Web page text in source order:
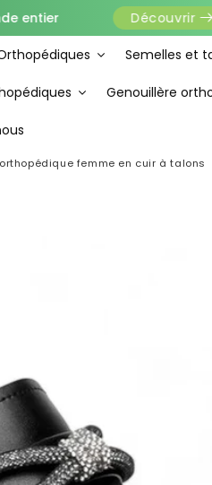
Découvrir
Semelles et
Genouillère
femme en cuir à talons